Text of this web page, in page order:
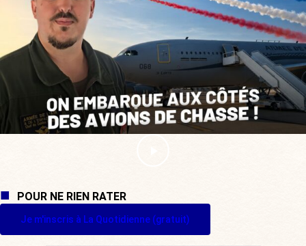
POUR NE RIEN RATER
Je m'inscris à La Quotidienne (gratuit)